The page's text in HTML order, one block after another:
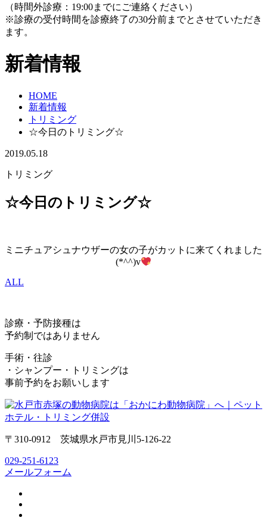
（時間外診療：19:00までにご連絡ください）
※診療の受付時間を診療終了の30分前までとさせていただき
ます。
新着情報
HOME
新着情報
トリミング
☆今日のトリミング☆
2019.05.18
トリミング
☆今日のトリミング☆
ミニチュアシュナウザーの女の子がカットに来てくれました
(*^^)v
ALL
診療・予防接種は
予約制ではありません
手術・往診
・シャンプー・トリミングは
事前予約をお願いします
〒310-0912 茨城県水戸市見川5-126-22
029-251-6123
メールフォーム